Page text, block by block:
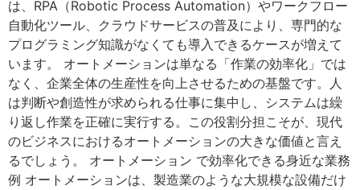
は、RPA（Robotic Process Automation）やワークフロー
自動化ツール、クラウドサービスの普及により、専門的な
プログラミング知識がなくても導入できるケースが増えて
います。 オートメーションは単なる「作業の効率化」では
なく、企業全体の生産性を向上させるための基盤です。人
は判断や創造性が求められる仕事に集中し、システムは繰
り返し作業を正確に実行する。この役割分担こそが、現代
のビジネスにおけるオートメーションの大きな価値と言え
るでしょう。 オートメーション で効率化できる身近な業務
例 オートメーションは、製造業のような大規模な設備だけ